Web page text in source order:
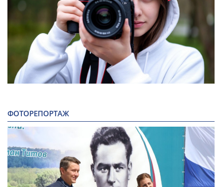
ФОТОРЕПОРТАЖ